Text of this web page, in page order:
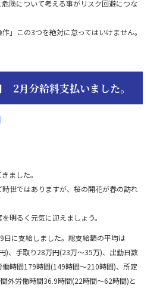
険について考える事がリスク回避につな
」この3つを絶対に怠ってはいけません。
2月分給料支払いました。
ました。
世ではありますが、桜の開花が春の訪れ
明るく元気に迎えましょう。
日に支給しました。総支給額の平均は
)、手取り28万円(23万～35万)、出勤日数
時間179時間(149時間～210時間)、所定
外労働時間36.9時間(22時間～62時間)と